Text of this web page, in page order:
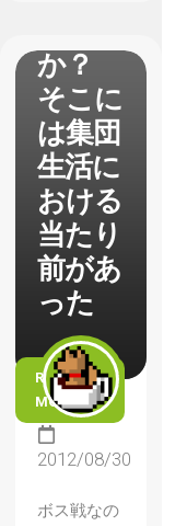
か？
そこに
は集団
生活に
おける
当たり
前があ
った
READ
MORE
2012/08/30
ボス戦なの